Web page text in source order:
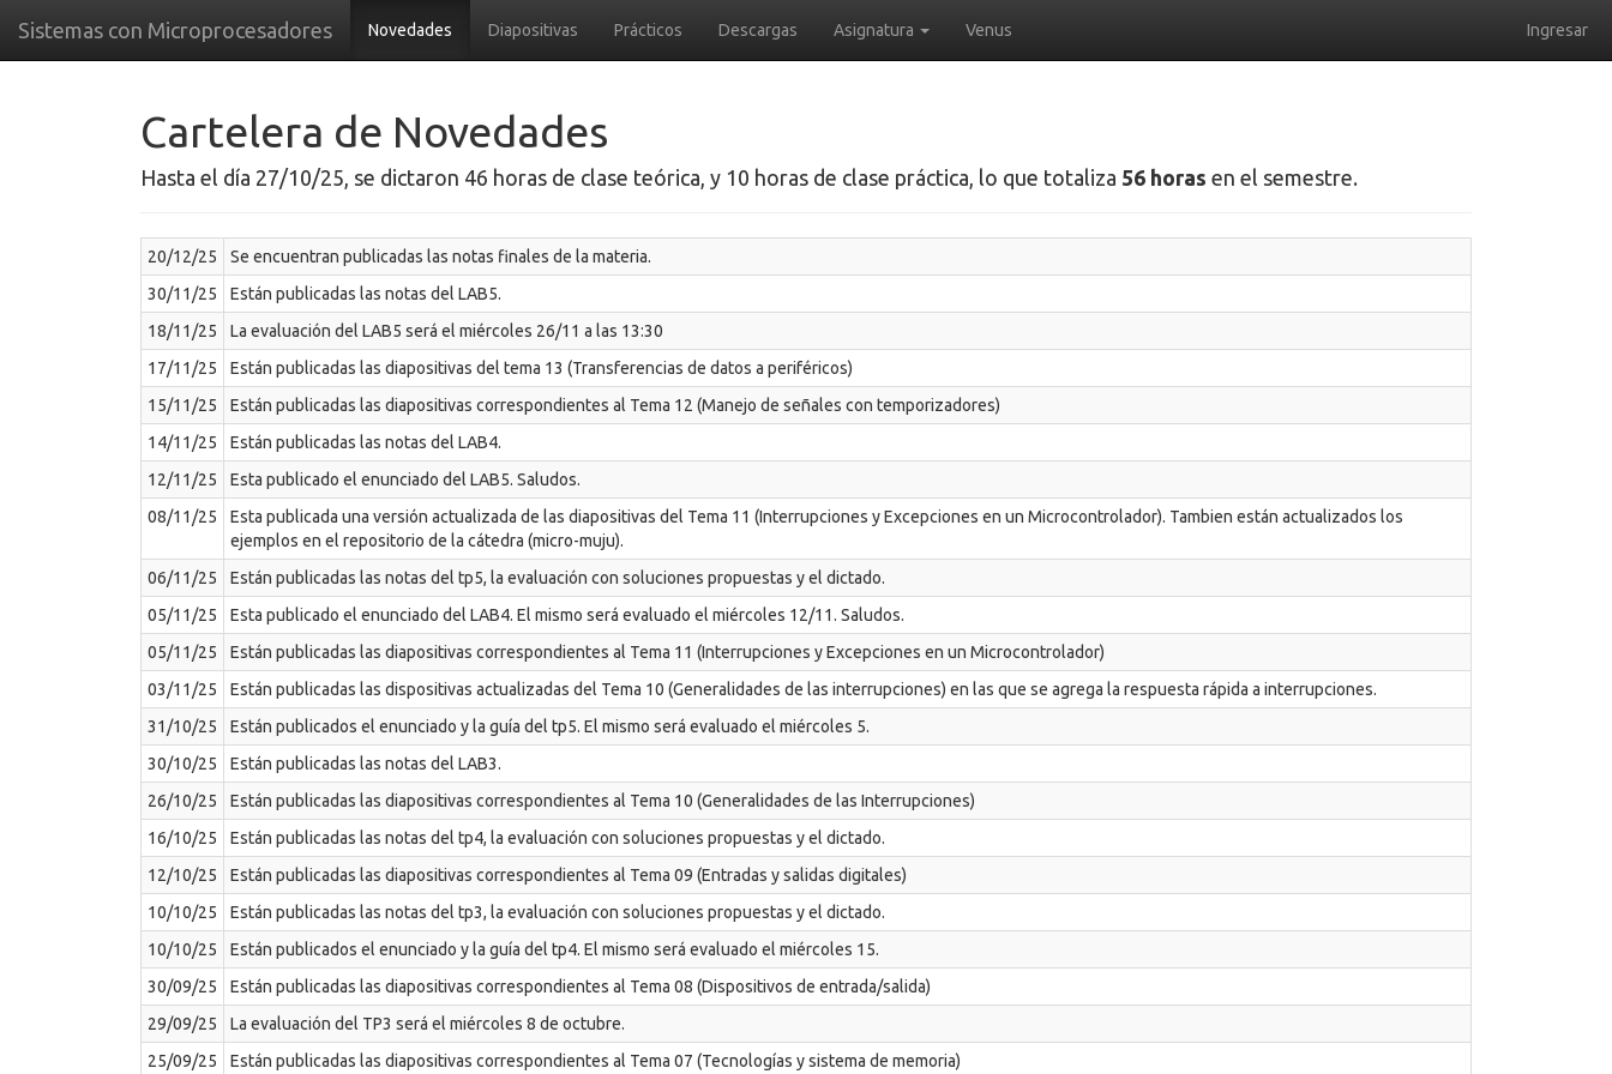
Sistemas con Microprocesadores Novedades Diapositivas Prácticos Descargas Asignatura Venus Ingresar
Cartelera de Novedades
Hasta el día 27/10/25, se dictaron 46 horas de clase teórica, y 10 horas de clase práctica, lo que totaliza 56 horas en el semestre.
20/12/25
Se encuentran publicadas las notas finales de la materia.
30/11/25
Están publicadas las notas del LAB5.
18/11/25
La evaluación del LAB5 será el miércoles 26/11 a las 13:30
17/11/25
Están publicadas las diapositivas del tema 13 (Transferencias de datos a periféricos)
15/11/25
Están publicadas las diapositivas correspondientes al Tema 12 (Manejo de señales con temporizadores)
14/11/25
Están publicadas las notas del LAB4.
12/11/25
Esta publicado el enunciado del LAB5. Saludos.
08/11/25
Esta publicada una versión actualizada de las diapositivas del Tema 11 (Interrupciones y Excepciones en un Microcontrolador). Tambien están actualizados los
ejemplos en el repositorio de la cátedra (micro-muju).
06/11/25
Están publicadas las notas del tp5, la evaluación con soluciones propuestas y el dictado.
05/11/25
Esta publicado el enunciado del LAB4. El mismo será evaluado el miércoles 12/11. Saludos.
05/11/25
Están publicadas las diapositivas correspondientes al Tema 11 (Interrupciones y Excepciones en un Microcontrolador)
03/11/25
Están publicadas las dispositivas actualizadas del Tema 10 (Generalidades de las interrupciones) en las que se agrega la respuesta rápida a interrupciones.
31/10/25
Están publicados el enunciado y la guía del tp5. El mismo será evaluado el miércoles 5.
30/10/25
Están publicadas las notas del LAB3.
26/10/25
Están publicadas las diapositivas correspondientes al Tema 10 (Generalidades de las Interrupciones)
16/10/25
Están publicadas las notas del tp4, la evaluación con soluciones propuestas y el dictado.
12/10/25
Están publicadas las diapositivas correspondientes al Tema 09 (Entradas y salidas digitales)
10/10/25
Están publicadas las notas del tp3, la evaluación con soluciones propuestas y el dictado.
10/10/25
Están publicados el enunciado y la guía del tp4. El mismo será evaluado el miércoles 15.
30/09/25
Están publicadas las diapositivas correspondientes al Tema 08 (Dispositivos de entrada/salida)
29/09/25
La evaluación del TP3 será el miércoles 8 de octubre.
25/09/25
Están publicadas las diapositivas correspondientes al Tema 07 (Tecnologías y sistema de memoria)